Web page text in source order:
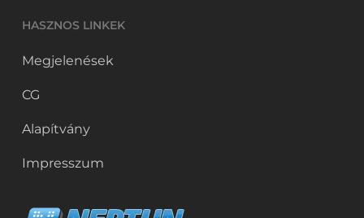
HASZNOS LINKEK
Megjelenések
CG
Alapítvány
Impresszum